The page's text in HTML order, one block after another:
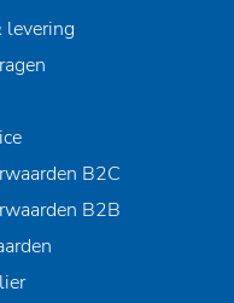
levering
B2C
B2B